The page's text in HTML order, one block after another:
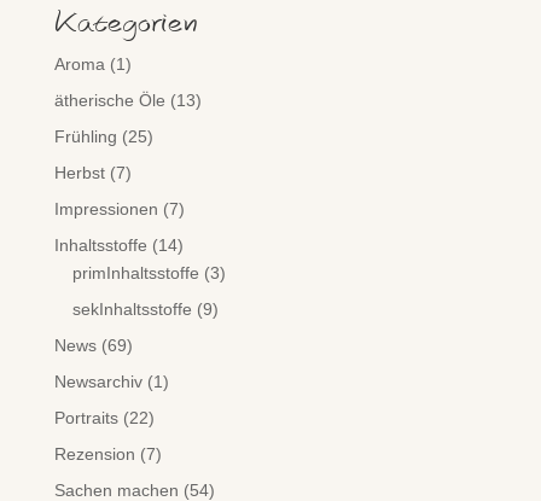
Kategorien
Aroma (1)
ätherische Öle (13)
Frühling (25)
Herbst(7)
Impressionen (7)
Inhaltsstoffe (14)
primInhaltsstoffe (3)
sekInhaltsstoffe (9)
News(69)
Newsarchiv(1)
Portraits(22)
Rezension (7)
Sachen machen (54)